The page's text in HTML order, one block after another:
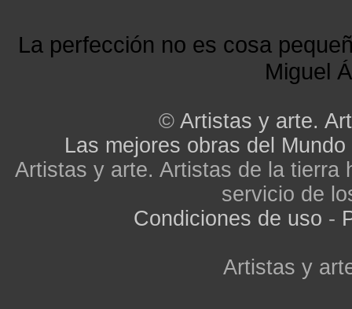
La perfección no es cosa
Miguel
© Artistas y arte.
Las mejores obras del Mundo
Artistas y arte. Artistas de la tierra
servicio de
Condiciones de uso -
Artistas y